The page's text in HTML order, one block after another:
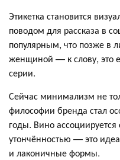
Этикетка становится
поводом для рассказа в
популярным, что позже в
женщиной — к слову, это
серии.
Сейчас минимализм не
философии бренда стал
годы. Вино ассоциируется
утончённостью — это
и лаконичные формы.